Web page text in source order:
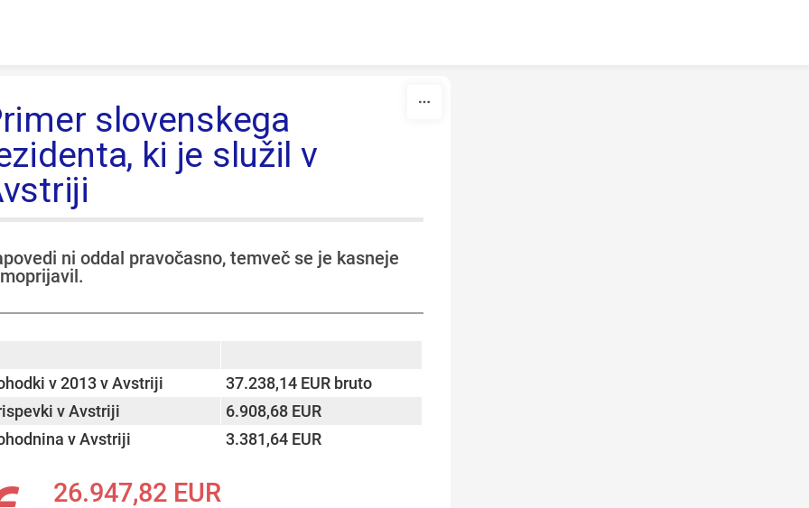
slovenskega
ki je služil v
ni oddal pravočasno, temveč se je kasneje
v 2013 v Avstriji
37.238,14 EUR bruto
v Avstriji
6.908,68 EUR
v Avstriji
3.381,64 EUR
26.947,82 EUR